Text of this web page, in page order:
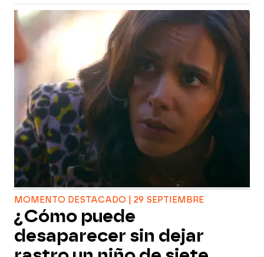
MOMENTO DESTACADO | 29 SEPTIEMBRE
¿Cómo puede
desaparecer sin dejar